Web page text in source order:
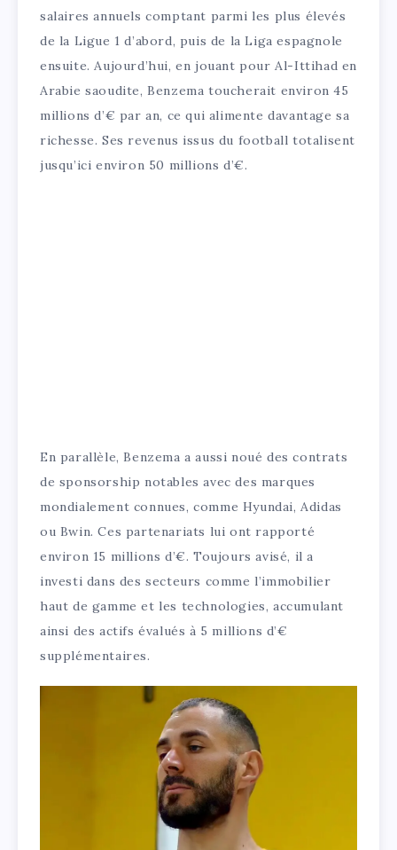
salaires annuels comptant parmi les plus élevés
de la Ligue 1 d’abord, puis de la Liga espagnole
ensuite. Aujourd’hui, en jouant pour Al-Ittihad en
Arabie saoudite, Benzema toucherait environ 45
millions d’€ par an, ce qui alimente davantage sa
richesse. Ses revenus issus du football totalisent
jusqu’ici environ 50 millions d’€.
En parallèle, Benzema a aussi noué des contrats
de sponsorship notables avec des marques
mondialement connues, comme Hyundai, Adidas
ou Bwin. Ces partenariats lui ont rapporté
environ 15 millions d’€. Toujours avisé, il a
investi dans des secteurs comme l’immobilier
haut de gamme et les technologies, accumulant
ainsi des actifs évalués à 5 millions d’€
supplémentaires.